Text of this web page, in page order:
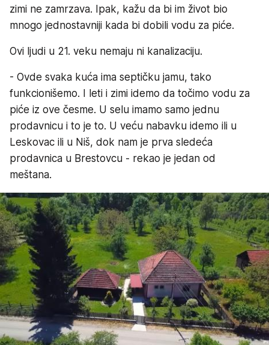
zimi ne zamrzava. Ipak, kažu da bi im život bio
mnogo jednostavniji kada bi dobili vodu za piće.
Ovi ljudi u 21. veku nemaju ni kanalizaciju.
- Ovde svaka kuća ima septičku jamu, tako
funkcionišemo. I leti i zimi idemo da točimo vodu za
piće iz ove česme. U selu imamo samo jednu
prodavnicu i to je to. U veću nabavku idemo ili u
Leskovac ili u Niš, dok nam je prva sledeća
prodavnica u Brestovcu - rekao je jedan od
meštana.